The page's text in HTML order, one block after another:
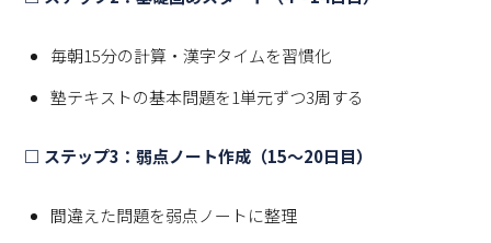
毎朝15分の計算・漢字タイムを習慣化
塾テキストの基本問題を1単元ずつ3周する
□ ステップ3：弱点ノート作成（15〜20日目）
間違えた問題を弱点ノートに整理